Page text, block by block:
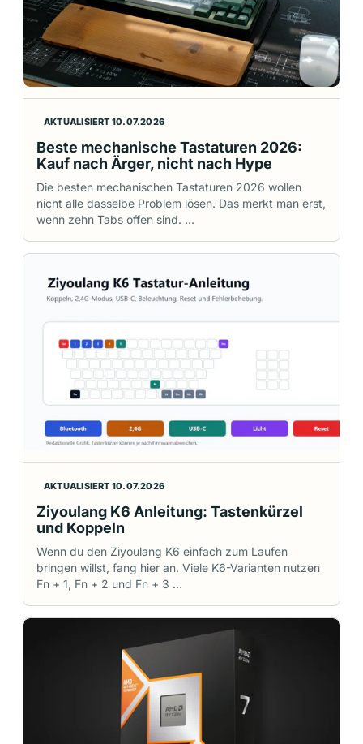
AKTUALISIERT 10.07.2026
Beste mechanische Tastaturen 2026:
Kauf nach Ärger, nicht nach Hype
Die besten mechanischen Tastaturen 2026 wollen
nicht alle dasselbe Problem lösen. Das merkt man erst,
wenn zehn Tabs offen sind. …
AKTUALISIERT 10.07.2026
Ziyoulang K6 Anleitung: Tastenkürzel
und Koppeln
Wenn du den Ziyoulang K6 einfach zum Laufen
bringen willst, fang hier an. Viele K6-Varianten nutzen
Fn + 1, Fn + 2 und Fn + 3 …